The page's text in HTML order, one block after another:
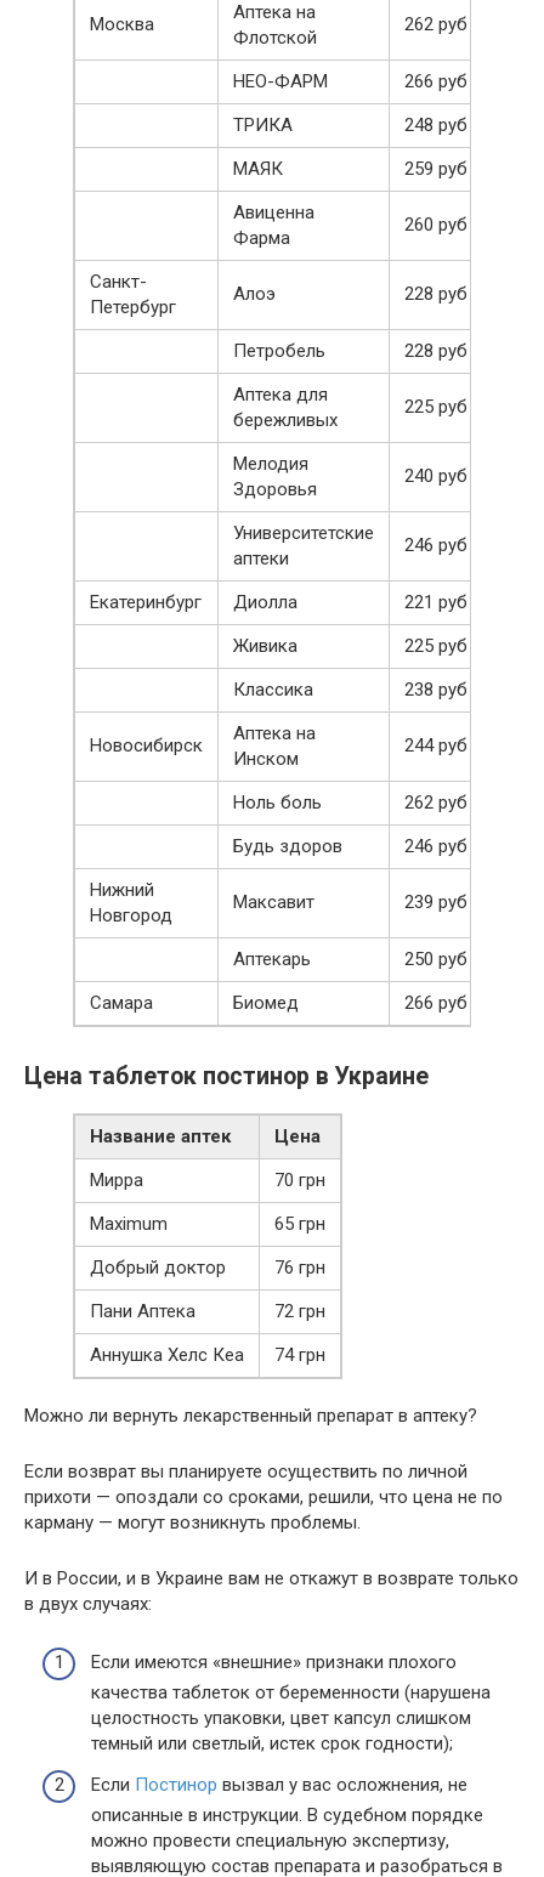
Москва
Аптека на
Флотской
262 руб
НЕО-ФАРМ
266 руб
ТРИКА
248 руб
МАЯК
259 руб
Авиценна
Фарма
260 руб
Санкт-
Петербург
Алоэ 228 руб
Петробель
228 руб
Аптека для
бережливых
225 руб
Мелодия
Здоровья
240 руб
Университетские
аптеки
246 руб
Екатеринбург Диолла
221 руб
Живика
225 руб
Классика
238 руб
Новосибирск
Аптека на
Инском
244 руб
Ноль боль
262 руб
Будь здоров
246 руб
Нижний
Новгород
Максавит 239 руб
Аптекарь
250 руб
Самара
Биомед 266 руб
Цена таблеток постинор в Украине
Название аптек
Цена
Мирра
70 грн
Maximum
65 грн
Добрый доктор
76 грн
Пани Аптека
72 грн
Аннушка Хелс Кеа
74 грн
Можно ли вернуть лекарственный препарат в аптеку?
Если возврат вы планируете осуществить по личной
прихоти — опоздали со сроками, решили, что цена не по
карману — могут возникнуть проблемы.
И в России, и в Украине вам не откажут в возврате только
в двух случаях:
Если имеются «внешние» признаки плохого
качества таблеток от беременности (нарушена
целостность упаковки, цвет капсул слишком
темный или светлый, истек срок годности);
Если Постинор вызвал у вас осложнения, не
описанные в инструкции. В судебном порядке
можно провести специальную экспертизу,
выявляющую состав препарата и разобраться в